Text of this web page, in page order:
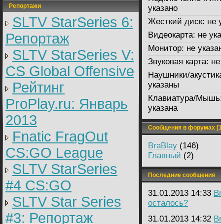
Репортажи
SLTV StarSeries 6:
Репортаж
SLTV StarSeries V:
CS Global Offensive
Рейтинг
ProPlay.ru: Январь
2013
Fnatic FragOut
CS:GO League
SLTV StarSeries
#4 CS:GO
SLTV Star Series
#3: Репортаж
указано
Жесткий диск: не
Видеокарта: не
Монитор: не
Звуковая карта:
Наушники/
указаны
Клавиатура/
указана
Сообщения в форумах
BraBlay (146)
Главный (2)
Последние сообщения
31.01.2013 14:33
осталось?
31.01.2013 14:32